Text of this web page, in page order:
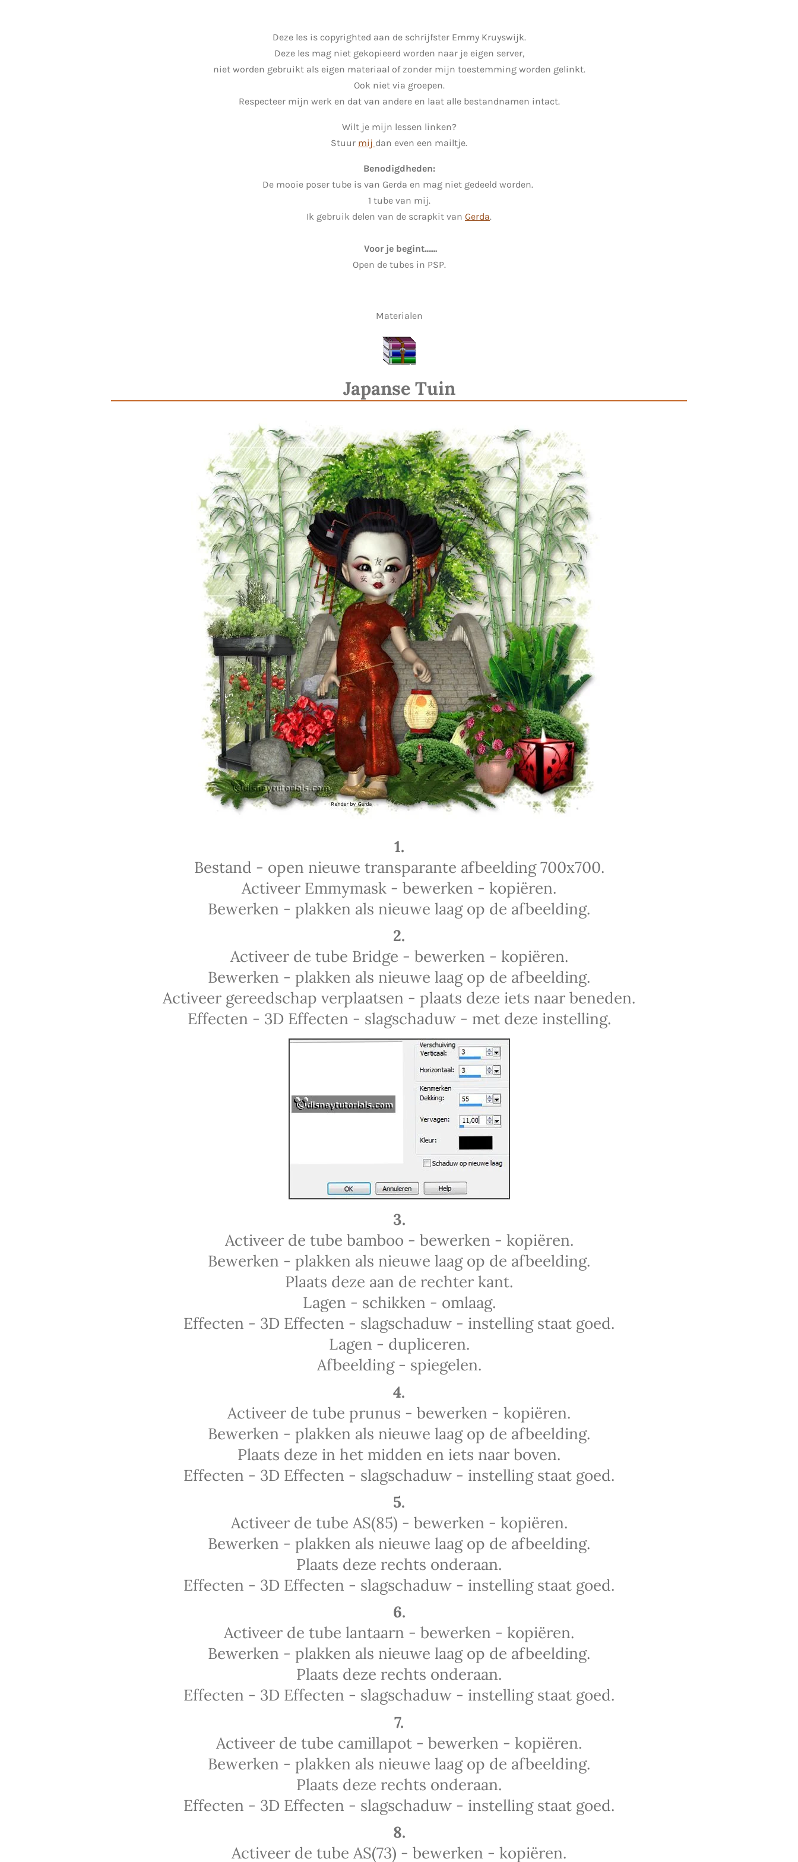
Deze les is copyrighted aan de schrijfster Emmy Kruyswijk.
Deze les mag niet gekopieerd worden naar je eigen server,
niet worden gebruikt als eigen materiaal of zonder mijn toestemming worden gelinkt.
Ook niet via groepen.
Respecteer mijn werk en dat van andere en laat alle bestandnamen intact.
Wilt je mijn lessen linken?
Stuur mij dan even een mailtje.
Benodigdheden:
De mooie poser tube is van Gerda en mag niet gedeeld worden.
1 tube van mij.
Ik gebruik delen van de scrapkit van Gerda.
Voor je begint.......
Open de tubes in PSP.
Materialen
Japanse Tuin
1.
Bestand - open nieuwe transparante afbeelding 700x700.
Activeer Emmymask - bewerken - kopiëren.
Bewerken - plakken als nieuwe laag op de afbeelding.
2.
Activeer de tube Bridge - bewerken - kopiëren.
Bewerken - plakken als nieuwe laag op de afbeelding.
Activeer gereedschap verplaatsen - plaats deze iets naar beneden.
Effecten - 3D Effecten - slagschaduw - met deze instelling.
3.
Activeer de tube bamboo - bewerken - kopiëren.
Bewerken - plakken als nieuwe laag op de afbeelding.
Plaats deze aan de rechter kant.
Lagen - schikken - omlaag.
Effecten - 3D Effecten - slagschaduw - instelling staat goed.
Lagen - dupliceren.
Afbeelding - spiegelen.
4.
Activeer de tube prunus - bewerken - kopiëren.
Bewerken - plakken als nieuwe laag op de afbeelding.
Plaats deze in het midden en iets naar boven.
Effecten - 3D Effecten - slagschaduw - instelling staat goed.
5.
Activeer de tube AS(85) - bewerken - kopiëren.
Bewerken - plakken als nieuwe laag op de afbeelding.
Plaats deze rechts onderaan.
Effecten - 3D Effecten - slagschaduw - instelling staat goed.
6.
Activeer de tube lantaarn - bewerken - kopiëren.
Bewerken - plakken als nieuwe laag op de afbeelding.
Plaats deze rechts onderaan.
Effecten - 3D Effecten - slagschaduw - instelling staat goed.
7.
Activeer de tube camillapot - bewerken - kopiëren.
Bewerken - plakken als nieuwe laag op de afbeelding.
Plaats deze rechts onderaan.
Effecten - 3D Effecten - slagschaduw - instelling staat goed.
8.
Activeer de tube AS(73) - bewerken - kopiëren.